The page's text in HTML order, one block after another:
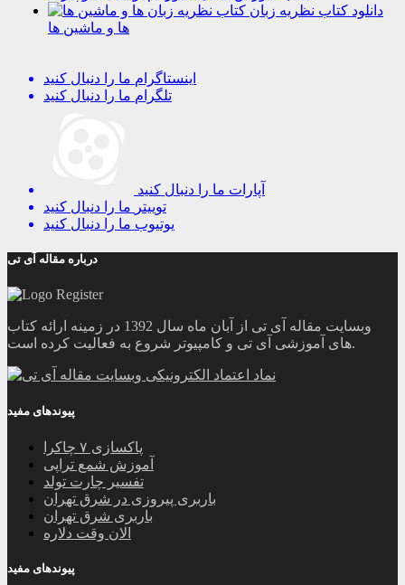
دانلود کتاب نظریه زبان
ها و ماشین ها
اینستاگرام ما را دنبال کنید
تلگرام ما را دنبال کنید
آپارات ما را دنبال کنید
توییتر ما را دنبال کنید
یوتیوب ما را دنبال کنید
درباره مقاله آی تی
وبسایت مقاله آی تی از آبان ماه سال 1392 در زمینه ارائه کتاب
های آموزشی آی تی و کامپیوتر شروع به فعالیت کرده است.
پیوندهای مفید
پاکسازی ۷ چاکرا
آموزش شمع تراپی
تفسیر چارت تولد
باربری پیروزی در شرق تهران
باربری شرق تهران
الان وقت دلاره
پیوندهای مفید